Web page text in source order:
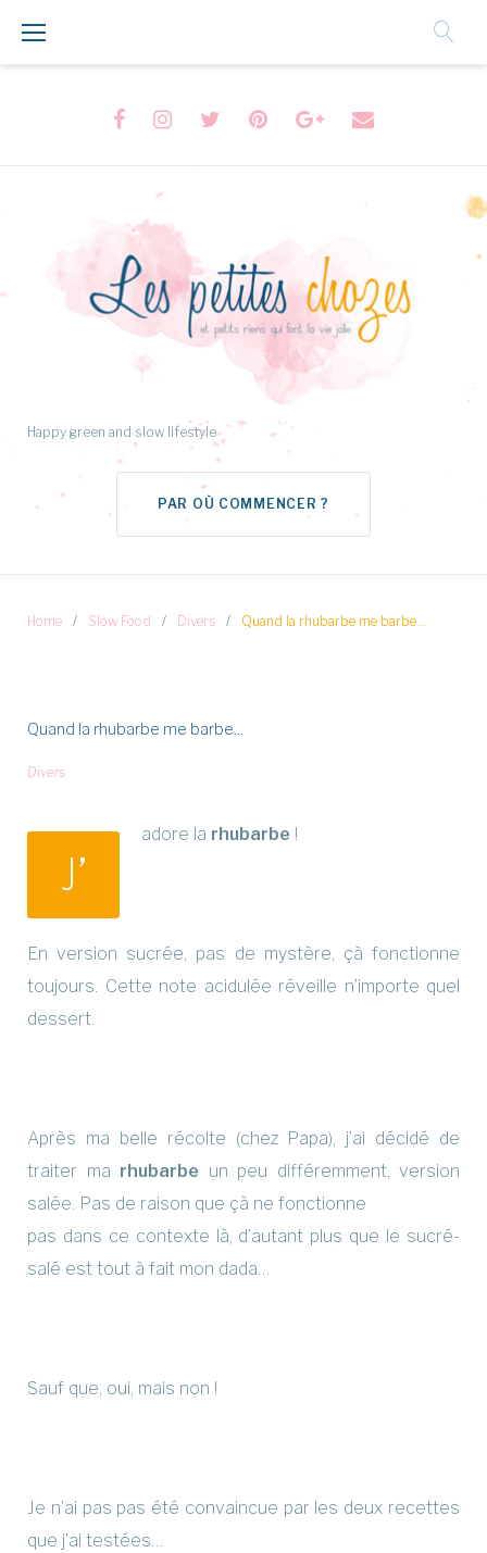
Happy green and slow lifestyle
PAR OÙ COMMENCER ?
Home / Slow Food / Divers / Quand la rhubarbe me barbe…
Quand la rhubarbe me barbe...
Divers
J’
adore la rhubarbe !
En version sucrée, pas de mystère, çà fonctionne
toujours. Cette note acidulée réveille n’importe quel
dessert.
Après ma belle récolte (chez Papa), j’ai décidé de
traiter ma rhubarbe un peu différemment, version
salée. Pas de raison que çà ne fonctionne
pas dans ce contexte là, d’autant plus que le sucré-
salé est tout à fait mon dada…
Sauf que, oui, mais non !
Je n’ai pas pas été convaincue par les deux recettes
que j’ai testées…